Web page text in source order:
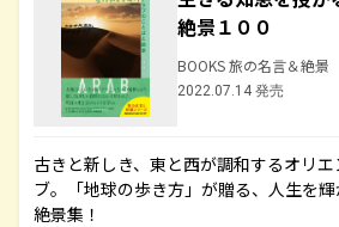
絶景１００
BOOKS 旅の名言＆絶景
2022.07.14 発売
古きと新しき、東と西が調和するオリ
ブ。「地球の歩き方」が贈る、人生を
絶景集！